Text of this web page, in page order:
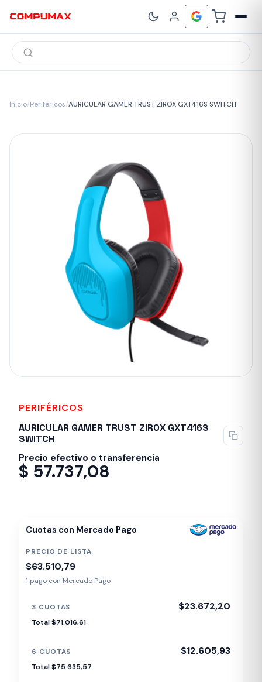
Búsqueda
de
productos
Inicio/Periféricos/AURICULAR GAMER TRUST ZIROX GXT416S SWITCH
PERIFÉRICOS
AURICULAR GAMER TRUST ZIROX GXT416S
SWITCH
Precio efectivo o transferencia
$ 57.737,08
Cuotas con Mercado Pago
PRECIO DE LISTA
$63.510,79
1 pago con Mercado Pago
3 CUOTAS $23.672,20
Total $71.016,61
6 CUOTAS $12.605,93
Total $75.635,57